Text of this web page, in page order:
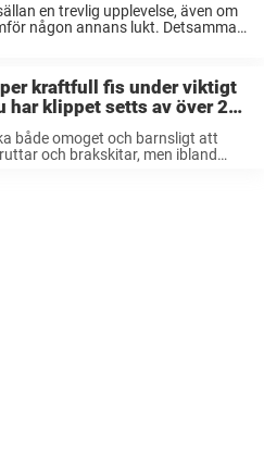
en trevlig upplevelse, även om
någon annans lukt. Detsamma
kraftfull fis under viktigt
har klippet setts av över 20
både omoget och barnsligt att
och brakskitar, men ibland